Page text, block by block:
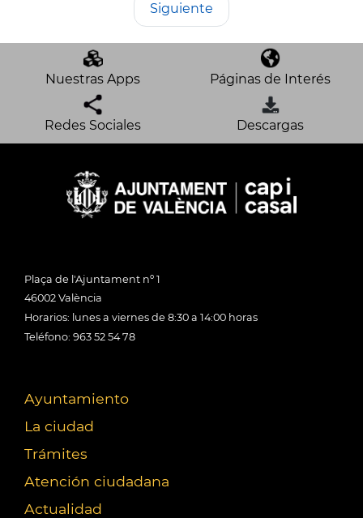
Siguiente
Nuestras Apps Páginas de Interés
Redes Sociales Descargas
Plaça de l'Ajuntament nº 1
46002 València
Horarios: lunes a viernes de 8:30 a 14:00 horas
Teléfono: 963 52 54 78
Ayuntamiento
La ciudad
Trámites
Atención ciudadana
Actualidad